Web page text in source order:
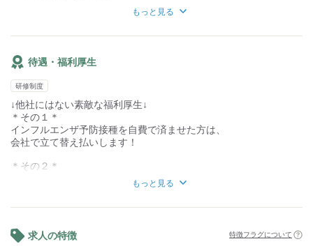
■未経験者
■主婦（夫）
■外国人
■シニア世代
■軽貨物持込歓迎(黒ナンバー)
〈募集背景〉
■増員のため
もっと見る
待遇・福利厚生
研修制度
↓他社にはない素敵な福利厚生↓
＊その１＊
インフルエンザ予防接種を自費で済ませた方は、
会社で立て替え払いします！
＊その２＊
業務委託でもボーナスがあります！
■置き配OK
もっと見る
求人の特徴 特徴フラグについて